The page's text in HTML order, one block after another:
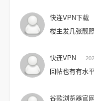
快连VPN下载
楼主发几张靓
快连VPN
回帖也有有水
谷歌浏览器官网